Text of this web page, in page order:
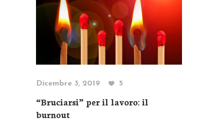
Dicembre 3, 2019 5
“Bruciarsi” per il lavoro: il
burnout